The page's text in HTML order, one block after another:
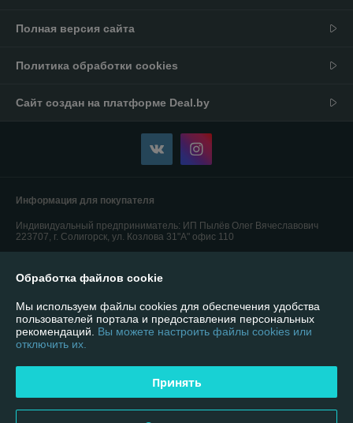
Полная версия сайта
Политика обработки cookies
Сайт создан на платформе Deal.by
Информация для покупателя
Индивидуальный предприниматель: ИП Пылёв Олег Вячеславович
223707, г. Солигорск, ул. Козлова 31"А" офис 110
УНП: 600342962
Регистрационный орган: Солигорский РИК
Дата регистрации компании: 09.09.2015
Ссылка на свидетельство/лицензию
Ссылка на свидетельство/лицензию
Обработка файлов cookie
Мы используем файлы cookies для обеспечения удобства
пользователей портала и предоставления персональных
рекомендаций. Вы можете настроить файлы cookies или
отключить их.
Принять